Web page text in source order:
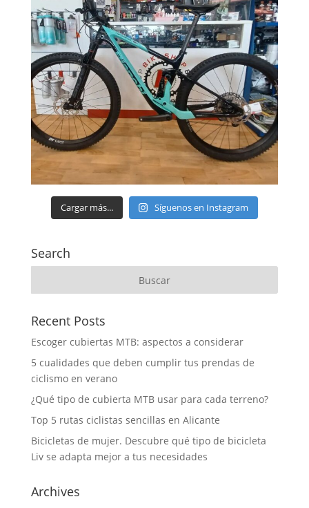
Cargar más... Síguenos en Instagram
Search
Recent Posts
Escoger cubiertas MTB: aspectos a considerar
5 cualidades que deben cumplir tus prendas de
ciclismo en verano
¿Qué tipo de cubierta MTB usar para cada terreno?
Top 5 rutas ciclistas sencillas en Alicante
Bicicletas de mujer. Descubre qué tipo de bicicleta
Liv se adapta mejor a tus necesidades
Archives